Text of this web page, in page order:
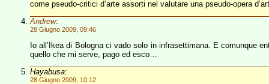
come pseudo-critici d’arte assorti nel valutare una pseudo-opera
Andrew:
28 Giugno 2009, 09:46
Io all’Ikea di Bologna ci vado solo in infrasettimana. E comunque
quello che mi serve, pago ed esco…
Hayabusa:
28 Giugno 2009, 10:12